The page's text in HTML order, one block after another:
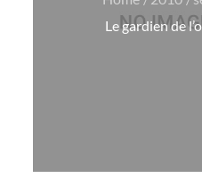
Le gardien de